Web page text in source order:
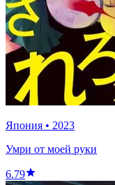
Япония • 2023
Умри от моей руки
6.79